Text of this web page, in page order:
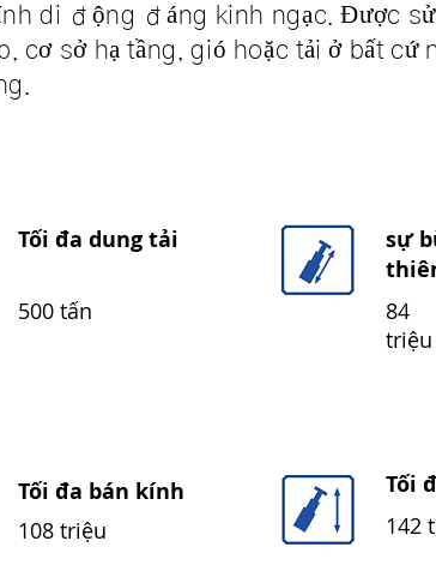
di động đáng kinh ngạc. Được
sở hạ tầng, gió hoặc tải ở bất cứ
Tối đa dung tải
500 tấn
sự
84
triệu
Tối đa bán kính
142
Tối
108 triệu